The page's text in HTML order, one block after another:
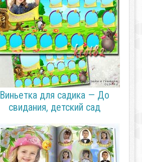
Виньетка для садика — До
свидания, детский сад